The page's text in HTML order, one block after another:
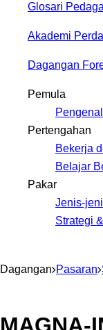
Glosari
Akademi
Dagangan
Pemula
Pertengahan
Bekerja
Belajar
Pakar
Jenis-
Strategi
Dagangan Pasaran